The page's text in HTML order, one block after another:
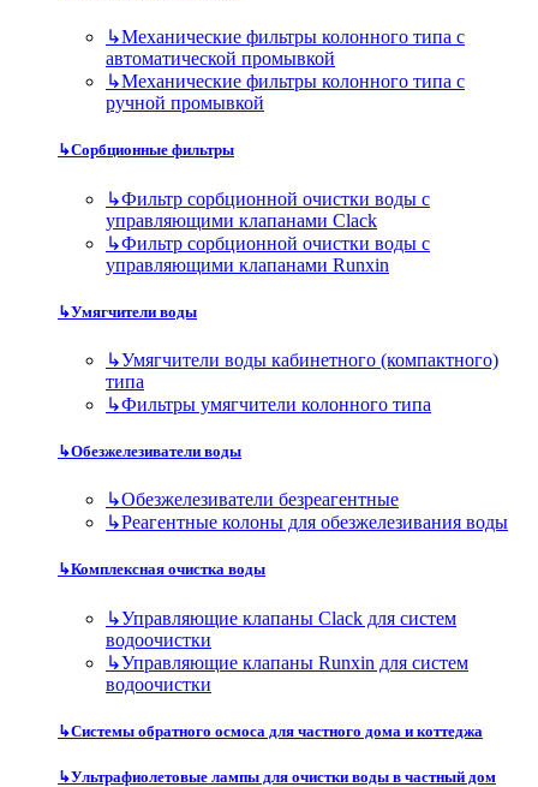
↳Механические фильтры колонного типа с
автоматической промывкой
↳Механические фильтры колонного типа с
ручной промывкой
↳Сорбционные фильтры
↳Фильтр сорбционной очистки воды с
управляющими клапанами Clack
↳Фильтр сорбционной очистки воды с
управляющими клапанами Runxin
↳Умягчители воды
↳Умягчители воды кабинетного (компактного)
типа
↳Фильтры умягчители колонного типа
↳Обезжелезиватели воды
↳Обезжелезиватели безреагентные
↳Реагентные колоны для обезжелезивания воды
↳Комплексная очистка воды
↳Управляющие клапаны Clack для систем
водоочистки
↳Управляющие клапаны Runxin для систем
водоочистки
↳Системы обратного осмоса для частного дома и коттеджа
↳Ультрафиолетовые лампы для очистки воды в частный дом